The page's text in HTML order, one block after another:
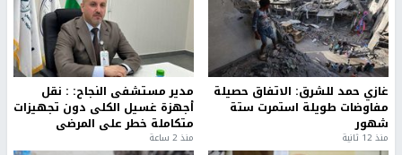
غازي حمد للشرق: الاتفاق حصيلة
مفاوضات طويلة استمرت ستة
شهور
منذ 12 ثانية
مدير مستشفى النجاح: : نقل
أجهزة غسيل الكلى دون تجهيزات
متكاملة خطر على المرضى
منذ 2 ساعة